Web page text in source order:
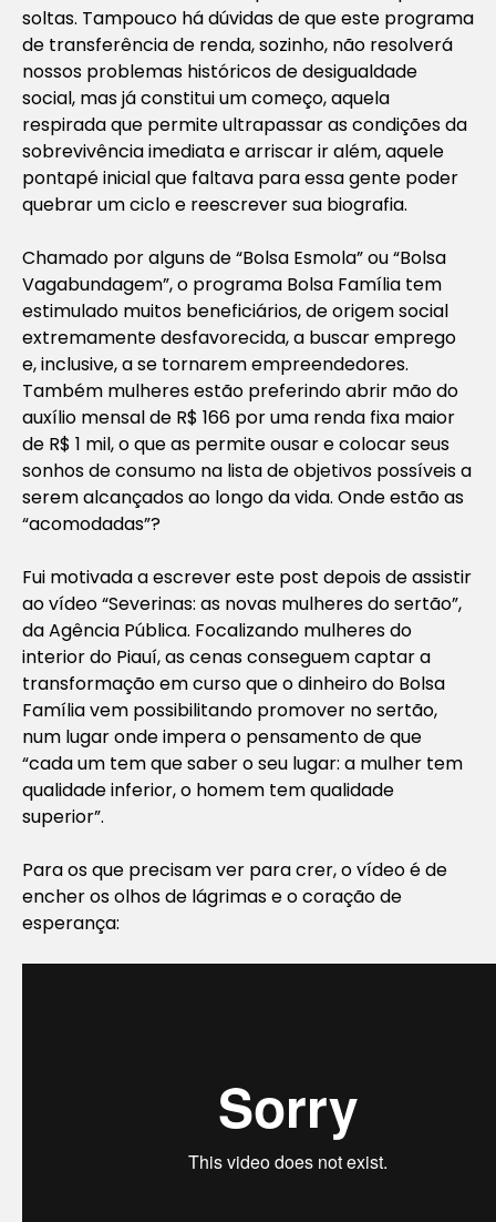
soltas. Tampouco há dúvidas de que este programa
de transferência de renda, sozinho, não resolverá
nossos problemas históricos de desigualdade
social, mas já constitui um começo, aquela
respirada que permite ultrapassar as condições da
sobrevivência imediata e arriscar ir além, aquele
pontapé inicial que faltava para essa gente poder
quebrar um ciclo e reescrever sua biografia.
Chamado por alguns de “Bolsa Esmola” ou “Bolsa
Vagabundagem”, o programa Bolsa Família tem
estimulado muitos beneficiários, de origem social
extremamente desfavorecida, a buscar emprego
e, inclusive, a se tornarem empreendedores.
Também mulheres estão preferindo abrir mão do
auxílio mensal de R$ 166 por uma renda fixa maior
de R$ 1 mil, o que as permite ousar e colocar seus
sonhos de consumo na lista de objetivos possíveis a
serem alcançados ao longo da vida. Onde estão as
“acomodadas”?
Fui motivada a escrever este post depois de assistir
ao vídeo “Severinas: as novas mulheres do sertão”,
da Agência Pública. Focalizando mulheres do
interior do Piauí, as cenas conseguem captar a
transformação em curso que o dinheiro do Bolsa
Família vem possibilitando promover no sertão,
num lugar onde impera o pensamento de que
“cada um tem que saber o seu lugar: a mulher tem
qualidade inferior, o homem tem qualidade
superior”.
Para os que precisam ver para crer, o vídeo é de
encher os olhos de lágrimas e o coração de
esperança: